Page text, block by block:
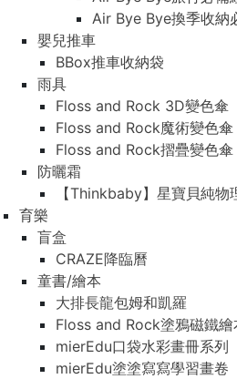
Air Bye Bye換季收納
嬰兒推車
BBox推車收納袋
雨具
Floss and Rock 3D變色傘
Floss and Rock魔術變色傘
Floss and Rock摺疊變色傘
防曬霜
【Thinkbaby】星寶貝純物
育樂
盲盒
CRAZE降臨曆
童書/繪本
大排長龍包姆和凱羅
Floss and Rock塗鴉磁鐵繪
mierEdu口袋水彩畫冊系列
mierEdu塗塗寫寫學習畫卷